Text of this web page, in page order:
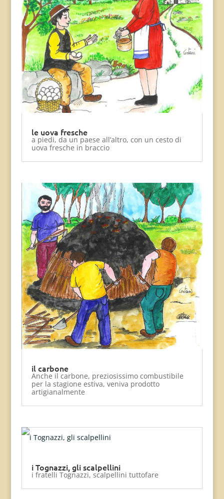
le uova fresche
a piedi, da un paese all’altro, con un cesto di
uova fresche in braccio
il carbone
Anche il carbone, preziosissimo combustibile
per la stagione estiva, veniva prodotto
artigianalmente
i Tognazzi, gli scalpellini
i fratelli Tognazzi, scalpellini tuttofare